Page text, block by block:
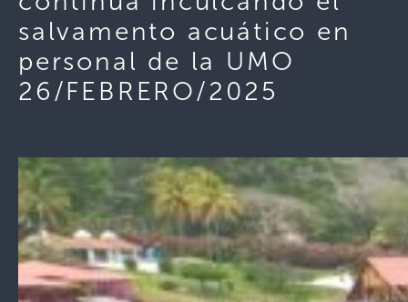
salvamento acuático en
personal de la UMO
26/FEBRERO/2025